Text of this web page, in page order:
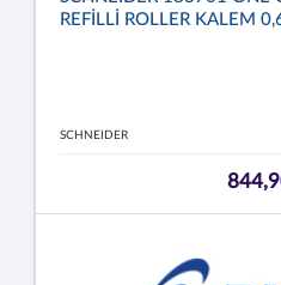
REFİLLİ ROLLER KALEM
SCHNEIDER